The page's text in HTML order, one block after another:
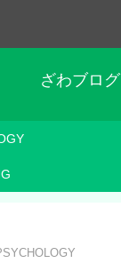
ざわブログ